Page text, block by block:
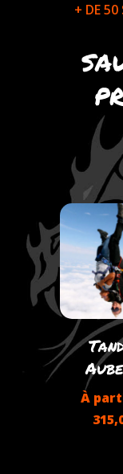
+ DE 50
À